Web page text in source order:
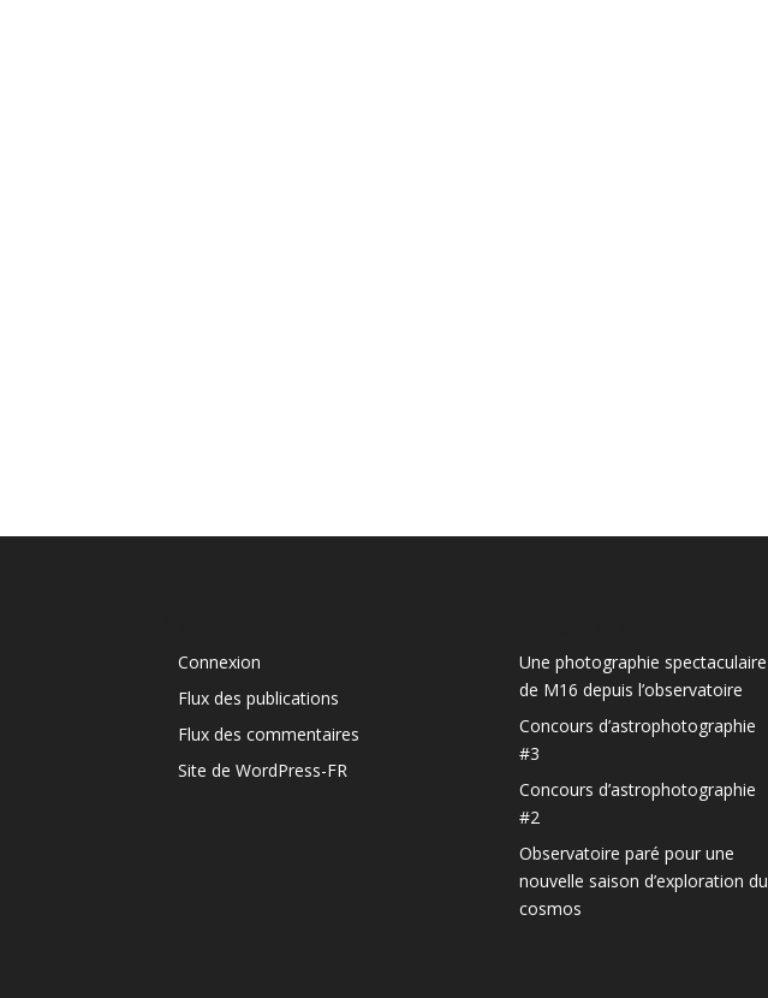
Connexion
Flux des publications
Flux des commentaires
Site de WordPress-FR
Une photographie spectaculaire
de M16 depuis l’observatoire
Concours d’astrophotographie
#3
Concours d’astrophotographie
#2
Observatoire paré pour une
nouvelle saison d’exploration du
cosmos